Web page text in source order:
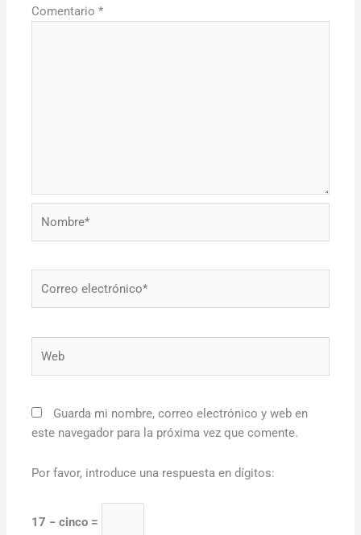
Comentario*
Guarda mi nombre, correo electrónico y web en
este navegador para la próxima vez que comente.
Por favor, introduce una respuesta en dígitos:
17 − cinco =